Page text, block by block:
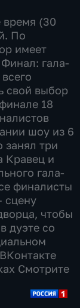
время (30
По
имеет
гала-
свой выбор
18
шоу из 6
занял три
Кравец и
гала-
финалисты
сцену
чтобы
дуэте со
Смотрите